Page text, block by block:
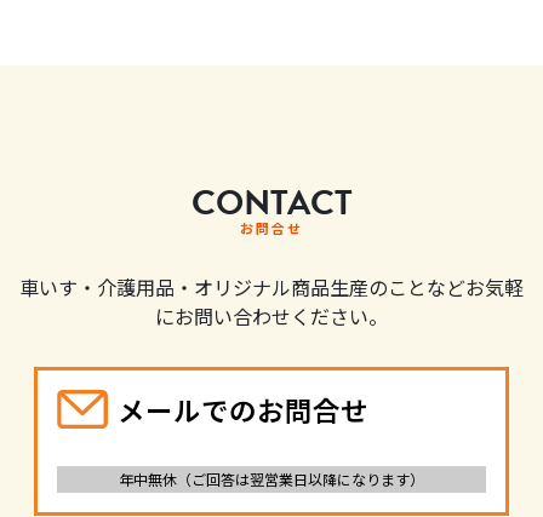
CONTACT
お問合せ
車いす・介護用品・オリジナル商品生産のことなどお気軽
にお問い合わせください。
メールでのお問合せ
年中無休（ご回答は翌営業日以降になります）